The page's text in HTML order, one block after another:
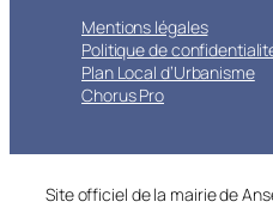
Mentions légales
Politique de
Plan Local d’Urbanisme
Chorus Pro
Site officiel de la mairie de